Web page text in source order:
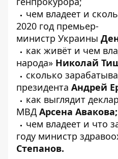
чем владеет и
2020 год премьер-
министр Украины
как живёт и чем
народа» Николай
сколько
президента Андрей
как выглядит
МВД Арсена Авакова;
чем владеет и что
году министр
Степанов.